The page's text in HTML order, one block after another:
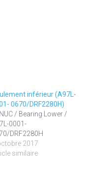
inférieur (A97L-
0670/DRF2280H)
/ Bearing Lower /
0001-
DRF2280H
2017
similaire